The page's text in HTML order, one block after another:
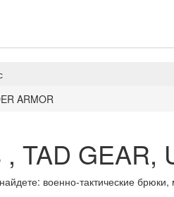
ARMOR
TAD GEAR,
военно-тактические